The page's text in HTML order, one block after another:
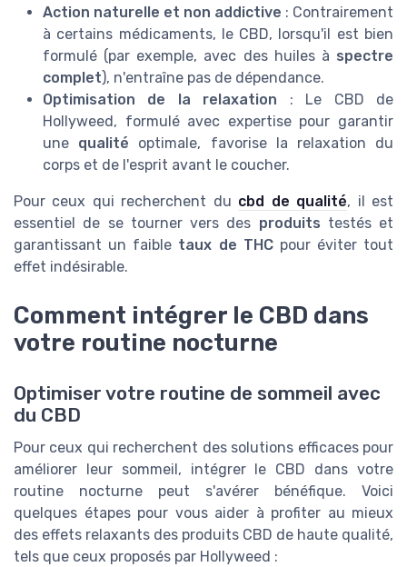
Action naturelle et non addictive : Contrairement
à certains médicaments, le CBD, lorsqu'il est bien
formulé (par exemple, avec des huiles à spectre
complet), n'entraîne pas de dépendance.
Optimisation de la relaxation : Le CBD de
Hollyweed, formulé avec expertise pour garantir
une qualité optimale, favorise la relaxation du
corps et de l'esprit avant le coucher.
Pour ceux qui recherchent du cbd de qualité, il est
essentiel de se tourner vers des produits testés et
garantissant un faible taux de THCpour éviter tout
effet indésirable.
Comment intégrer le CBD dans
votre routine nocturne
Optimiser votre routine de sommeil avec
du CBD
Pour ceux qui recherchent des solutions efficaces pour
améliorer leur sommeil, intégrer le CBD dans votre
routine nocturne peut s'avérer bénéfique. Voici
quelques étapes pour vous aider à profiter au mieux
des effets relaxants des produits CBD de haute qualité,
tels que ceux proposés par Hollyweed :